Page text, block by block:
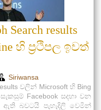
Search results
හි ප්‍රථිපල ඉවත්
Siriwansa
වලින් Microsoft හි Bing
Facebook සදහා වන
බවටයි පැහැදිලි වෙමින්